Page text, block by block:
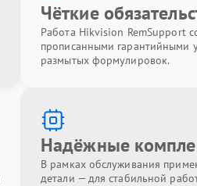
Чёткие
Работа Hikvision RemSupport
прописанными гарантийными
размытых формулировок.
Надёжные
В рамках обслуживания
детали — для стабильной